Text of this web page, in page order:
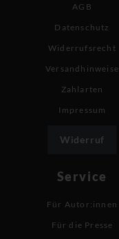
AGB
Datenschutz
Widerrufsrecht
Versandhinweise
Zahlarten
Impressum
Widerruf
Service
Für Autor:innen
Für die Presse